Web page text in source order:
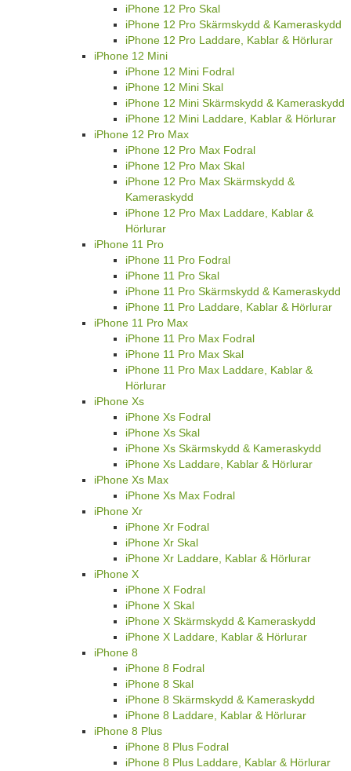
iPhone 12 Pro Skal
iPhone 12 Pro Skärmskydd & Kameraskydd
iPhone 12 Pro Laddare, Kablar & Hörlurar
iPhone 12 Mini
iPhone 12 Mini Fodral
iPhone 12 Mini Skal
iPhone 12 Mini Skärmskydd & Kameraskydd
iPhone 12 Mini Laddare, Kablar & Hörlurar
iPhone 12 Pro Max
iPhone 12 Pro Max Fodral
iPhone 12 Pro Max Skal
iPhone 12 Pro Max Skärmskydd &
Kameraskydd
iPhone 12 Pro Max Laddare, Kablar &
Hörlurar
iPhone 11 Pro
iPhone 11 Pro Fodral
iPhone 11 Pro Skal
iPhone 11 Pro Skärmskydd & Kameraskydd
iPhone 11 Pro Laddare, Kablar & Hörlurar
iPhone 11 Pro Max
iPhone 11 Pro Max Fodral
iPhone 11 Pro Max Skal
iPhone 11 Pro Max Laddare, Kablar &
Hörlurar
iPhone Xs
iPhone Xs Fodral
iPhone Xs Skal
iPhone Xs Skärmskydd & Kameraskydd
iPhone Xs Laddare, Kablar & Hörlurar
iPhone Xs Max
iPhone Xs Max Fodral
iPhone Xr
iPhone Xr Fodral
iPhone Xr Skal
iPhone Xr Laddare, Kablar & Hörlurar
iPhone X
iPhone X Fodral
iPhone X Skal
iPhone X Skärmskydd & Kameraskydd
iPhone X Laddare, Kablar & Hörlurar
iPhone 8
iPhone 8 Fodral
iPhone 8 Skal
iPhone 8 Skärmskydd & Kameraskydd
iPhone 8 Laddare, Kablar & Hörlurar
iPhone 8 Plus
iPhone 8 Plus Fodral
iPhone 8 Plus Laddare, Kablar & Hörlurar